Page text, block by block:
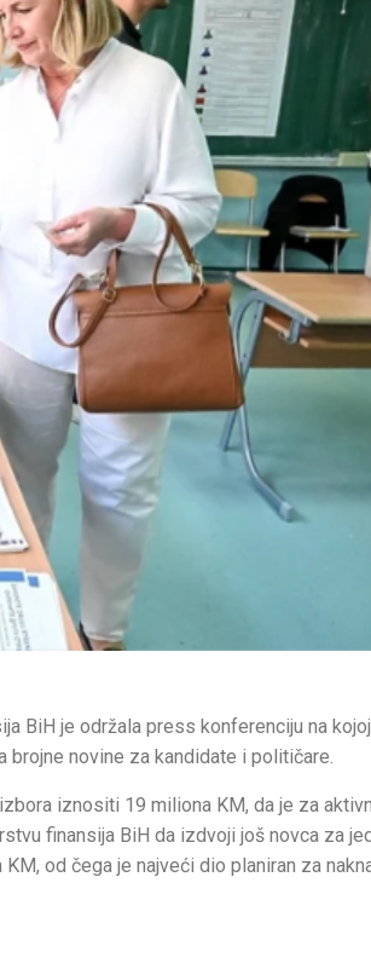
BiH je održala press konferenciju na
novine za kandidate i političare.
iznositi 19 miliona KM, da je za
finansija BiH da izdvoji još novca za
od čega je najveći dio planiran za